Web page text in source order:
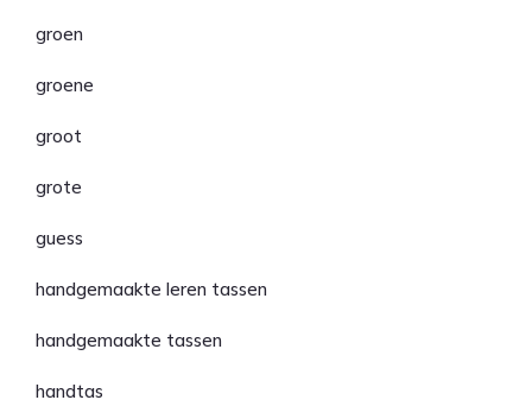
groen
groene
groot
grote
guess
handgemaakte leren tassen
handgemaakte tassen
handtas